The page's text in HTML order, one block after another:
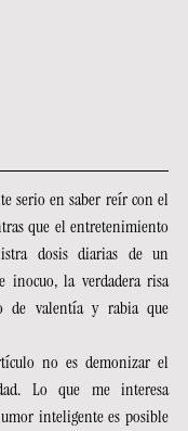
serio en saber reír con el
que el entretenimiento
dosis diarias de un
inocuo, la verdadera risa
de valentía y rabia que
no es demonizar el
Lo que me interesa
inteligente es posible